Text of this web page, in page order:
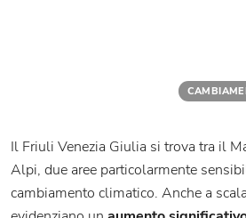
Il Friuli Venezia Giulia si trova tra il
Alpi, due aree particolarmente
cambiamento climatico. Anche a